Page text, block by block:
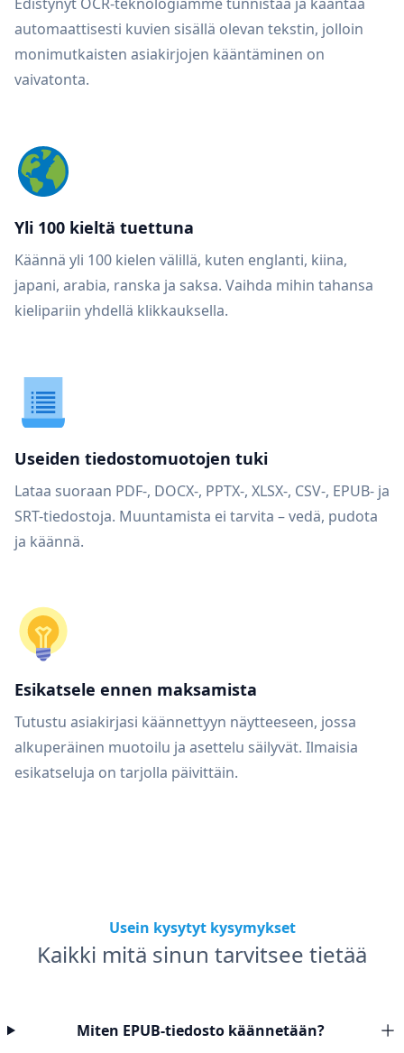
automaattisesti kuvien sisällä olevan tekstin, jolloin
monimutkaisten asiakirjojen kääntäminen on
vaivatonta.
Yli 100 kieltä tuettuna
Käännä yli 100 kielen välillä, kuten englanti, kiina,
japani, arabia, ranska ja saksa. Vaihda mihin tahansa
kielipariin yhdellä klikkauksella.
Useiden tiedostomuotojen tuki
Lataa suoraan PDF-, DOCX-, PPTX-, XLSX-, CSV-, EPUB- ja
SRT-tiedostoja. Muuntamista ei tarvita – vedä, pudota
ja käännä.
Esikatsele ennen maksamista
Tutustu asiakirjasi käännettyyn näytteeseen, jossa
alkuperäinen muotoilu ja asettelu säilyvät. Ilmaisia
esikatseluja on tarjolla päivittäin.
Usein kysytyt kysymykset
Kaikki mitä sinun tarvitsee tietää
Miten EPUB-tiedosto käännetään?